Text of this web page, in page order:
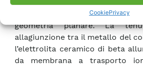
CookiePrivacy
metallo/ceramica per batteria
geometria planare. La
allagiunzione tra il metallo del
l’elettrolita ceramico di beta
da membrana a trasporto